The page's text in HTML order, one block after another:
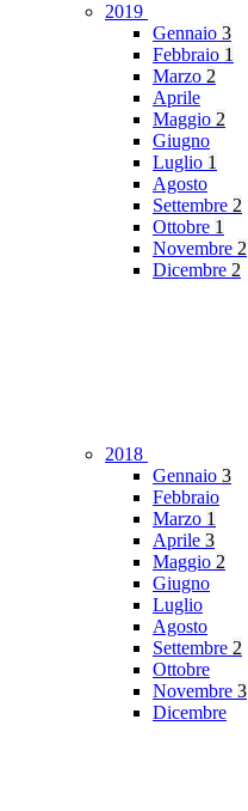
2019
Gennaio 3
Febbraio 1
Marzo 2
Aprile
Maggio 2
Giugno
Luglio 1
Agosto
Settembre 2
Ottobre 1
Novembre 2
Dicembre 2
2018
Gennaio 3
Febbraio
Marzo 1
Aprile 3
Maggio 2
Giugno
Luglio
Agosto
Settembre 2
Ottobre
Novembre 3
Dicembre